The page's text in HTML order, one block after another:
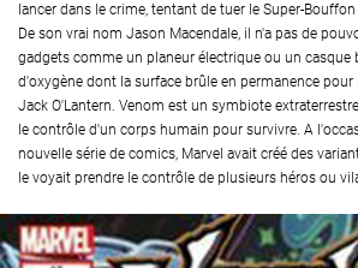
lancer dans le crime, tentant de tuer le Super-
De son vrai nom Jason Macendale, il n'a pas de
gadgets comme un planeur électrique ou un casque
d'oxygène dont la surface brûle en permanence
Jack O'Lantern. Venom est un symbiote
le contrôle d'un corps humain pour survivre. A
nouvelle série de comics, Marvel avait créé des
le voyait prendre le contrôle de plusieurs héros ou